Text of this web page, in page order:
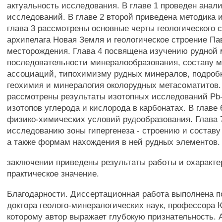
актуальность исследования. В главе 1 проведен
исследований. В главе 2 второй приведена методика
глава 3 рассмотрены основные черты геологического
архипелага Новая Земля и геологическое строение
месторождения. Глава 4 посвящена изучению
последовательности минералообразования, составу
ассоциаций, типохимизму рудных минералов,
геохимия и минералогия околорудных
рассмотрены результаты изотопных исследований
изотопов углерода и кислорода в карбонатах. В
физико-химических условий рудообразования. Глава
исследованию зоны гипергенеза - строению и
а также формам нахождения в ней рудных
заключении приведены результаты работы и
практическое значение.
Благодарности. Диссертационная работа выполнена
доктора геолого-минералогических наук,
которому автор выражает глубокую признательность.